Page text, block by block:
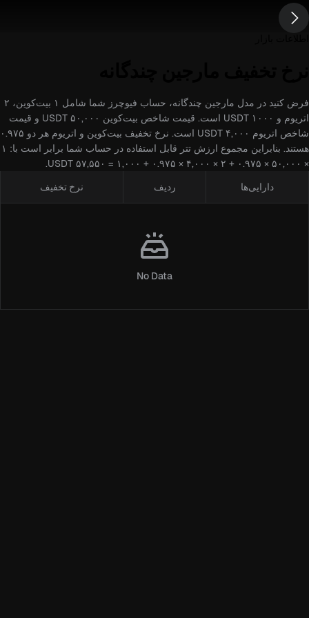
فرض کنید در مدل مارجین چندگانه، حساب فیوچرز شما شامل ۱ بیت‌کوین، ۲
اتریوم و ۱۰۰۰ USDT است. قیمت شاخص بیت‌کوین ۵۰,۰۰۰ USDT و قیمت
شاخص اتریوم ۴,۰۰۰ USDT است. نرخ تخفیف بیت‌کوین و اتریوم هر دو ۰.۹۷۵
هستند. بنابراین مجموع ارزش تتر قابل استفاده در حساب شما برابر است با: ۱
× ۵۰,۰۰۰ × ۰.۹۷۵ + ۲ × ۴,۰۰۰ × ۰.۹۷۵ + ۱,۰۰۰ = ۵۷,۵۵۰ USDT.
دارایی‌ها
ردیف نرخ تخفیف
No Data